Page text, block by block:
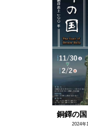
銅鐸の
2024年